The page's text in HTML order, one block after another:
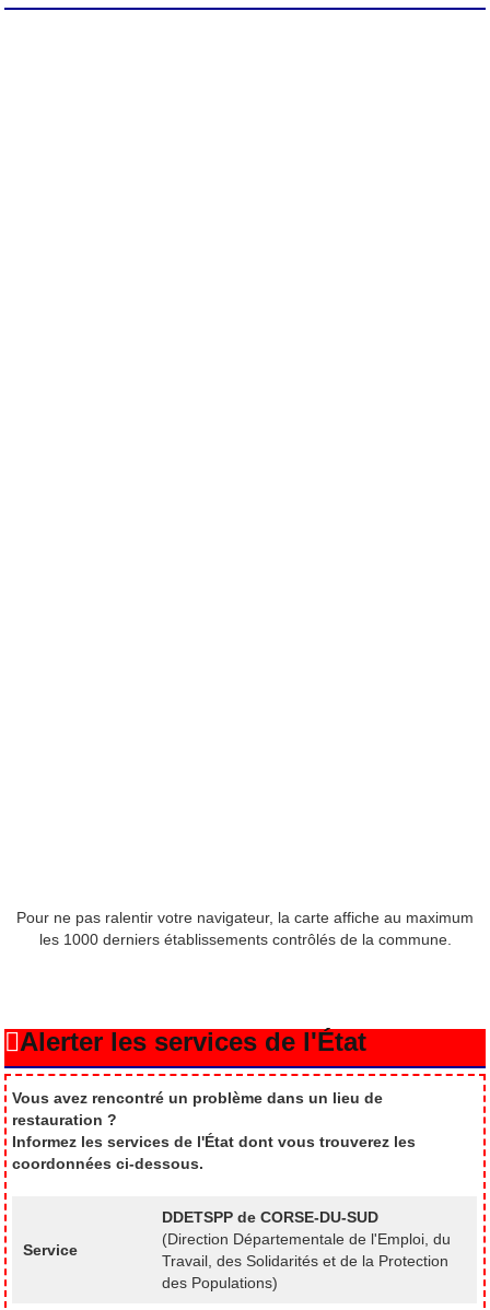
Pour ne pas ralentir votre navigateur, la carte affiche au maximum
les 1000 derniers établissements contrôlés de la commune.
Alerter les services de l'État
Vous avez rencontré un problème dans un lieu de
restauration ?
Informez les services de l'État dont vous trouverez les
coordonnées ci-dessous.
Service
DDETSPP de CORSE-DU-SUD
(Direction Départementale de l'Emploi, du
Travail, des Solidarités et de la Protection
des Populations)